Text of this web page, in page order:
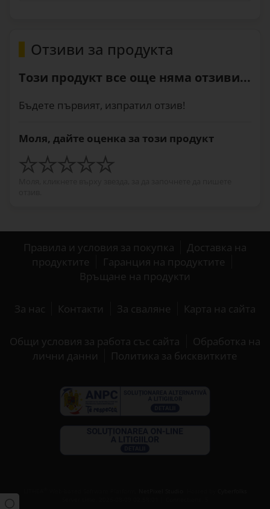
Отзиви за продукта
Този продукт все още няма отзиви...
Бъдете първият, изпратил отзив!
Моля, дайте оценка за този продукт
Правила и условия за покупка
Доставка на
продуктите
Гаранция на продуктите
Връщане на продукти
За нас Контакти За сваляне Карта на сайта
Общи условия за работа със сайта
Обработка на
лични данни
Политика за бисквитките